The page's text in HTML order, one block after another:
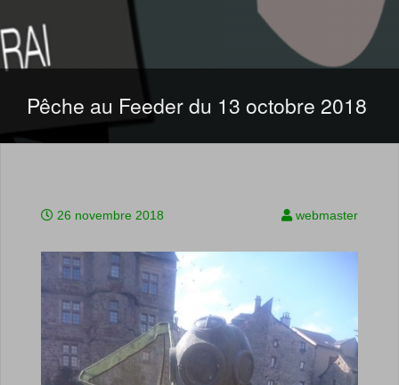
ALLER AU CONTENU
Pêche au Feeder du 13 octobre 2018
26 novembre 2018 webmaster